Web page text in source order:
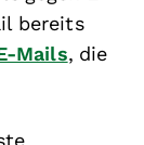
bereits
Mails, die